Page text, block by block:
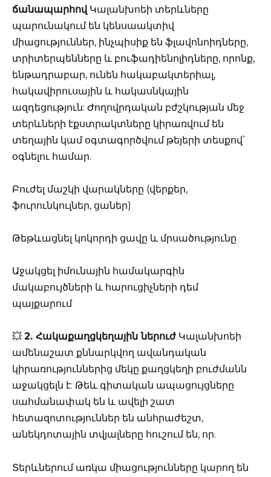
ճանապարհով Կալանխոեի տերևները
պարունակում են կենսաակտիվ
միացություններ, ինչպիսիք են ֆլավոնոիդները,
տրիտերպենները և բուֆադիենոլիդները, որոնք,
ենթադրաբար, ունեն հակաբակտերիալ,
հակավիրուսային և հակասնկային
ազդեցություն: Ժողովրդական բժշկության մեջ
տերևների էքստրակտները կիրառվում են
տեղային կամ օգտագործվում թեյերի տեսքով՝
օգնելու համար.
Բուժել մաշկի վարակները (վերքեր,
ֆուրունկուլներ, ցաներ)
Թեթևացնել կոկորդի ցավը և մրսածությունը
Աջակցել իմունային համակարգին
մակաբույծների և հարուցիչների դեմ
պայքարում
💥 2. Հակաքաղցկեղային ներուժ Կալանխոեի
ամենաշատ քննարկվող ավանդական
կիրառություններից մեկը քաղցկեղի բուժմանն
աջակցելն է: Թեև գիտական ​​ապացույցները
սահմանափակ են և ավելի շատ
հետազոտություններ են անհրաժեշտ,
անեկդոտային տվյալները հուշում են, որ.
Տերևներում առկա միացությունները կարող են